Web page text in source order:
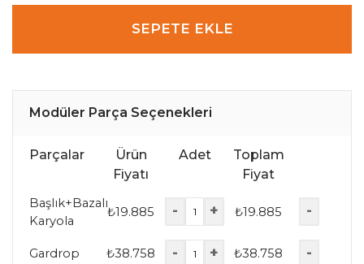
SEPETE EKLE
Modüler Parça Seçenekleri
Parçalar
Ürün
Fiyatı
Adet
Toplam
Fiyat
Başlık+Bazalı
Karyola
₺19.885 - + ₺19.885 -
Gardrop ₺38.758 - + ₺38.758 -